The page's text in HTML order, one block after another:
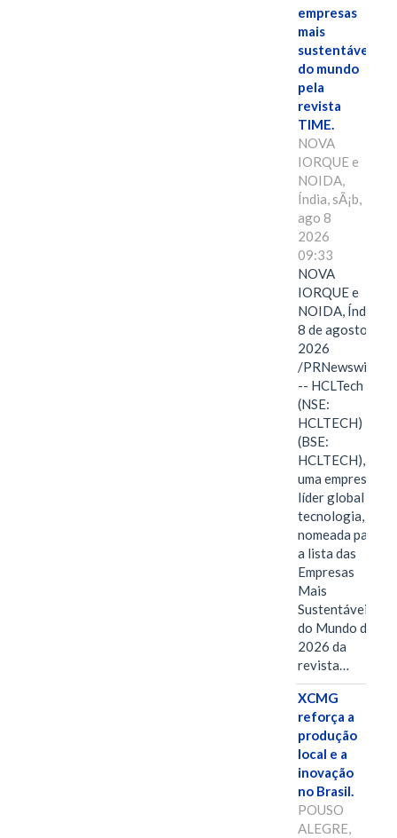
empresas
mais
sustentáveis
do mundo
pela
revista
TIME.
NOVA
IORQUE e
NOIDA,
Índia, sÃ¡b,
ago 8
2026
09:33
NOVA
IORQUE e
NOIDA, Índia,
8 de agosto de
2026
/PRNewswire/
-- HCLTech
(NSE:
HCLTECH)
(BSE:
HCLTECH),
uma empresa
líder global em
tecnologia, foi
nomeada para
a lista das
Empresas
Mais
Sustentáveis
do Mundo de
2026 da
revista…
XCMG
reforça a
produção
local e a
inovação
no Brasil.
POUSO
ALEGRE,